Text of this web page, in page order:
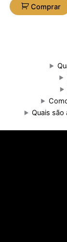
Comprar
Quais são